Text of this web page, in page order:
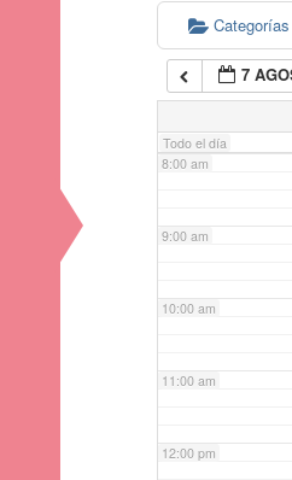
Categorías
7
Todo el día
6:00 am
7:00 am
8:00 am
9:00 am
10:00 am
11:00 am
12:00 pm